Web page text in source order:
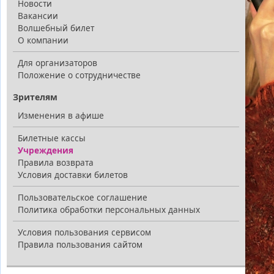
Новости
Вакансии
Волшебный билет
О компании
Для организаторов
Положение о сотрудничестве
Зрителям
Изменения в афише
Билетные кассы
Учреждения
Правила возврата
Условия доставки билетов
Пользовательское соглашение
Политика обработки персональных данных
Условия пользования сервисом
Правила пользования сайтом